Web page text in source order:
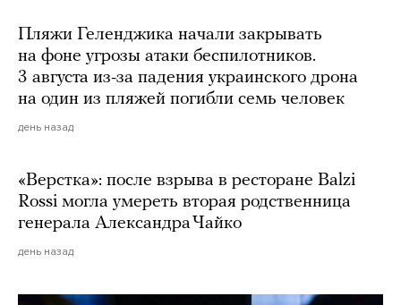
Пляжи Геленджика начали закрывать
на фоне угрозы атаки беспилотников.
3 августа из-за падения украинского дрона
на один из пляжей погибли семь человек
день назад
«Верстка»: после взрыва в ресторане Balzi
Rossi могла умереть вторая родственница
генерала Александра Чайко
день назад